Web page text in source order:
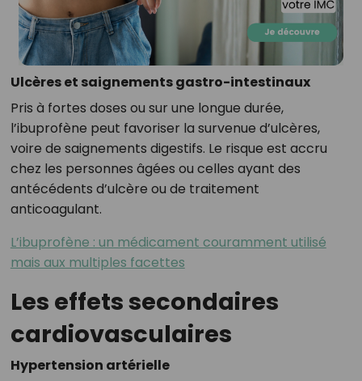
Ulcères et saignements gastro-intestinaux
Pris à fortes doses ou sur une longue durée,
l’ibuprofène peut favoriser la survenue d’ulcères,
voire de saignements digestifs. Le risque est accru
chez les personnes âgées ou celles ayant des
antécédents d’ulcère ou de traitement
anticoagulant.
L’ibuprofène : un médicament couramment utilisé
mais aux multiples facettes
Les effets secondaires
cardiovasculaires
Hypertension artérielle